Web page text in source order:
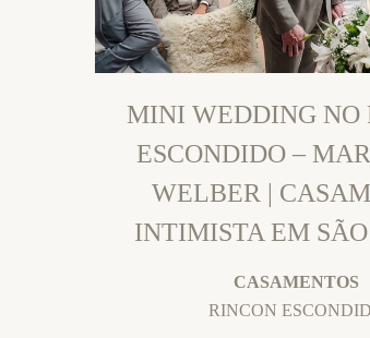
MINI WEDDING NO
ESCONDIDO –
WELBER |
INTIMISTA EM
CASAMENTOS
RINCON